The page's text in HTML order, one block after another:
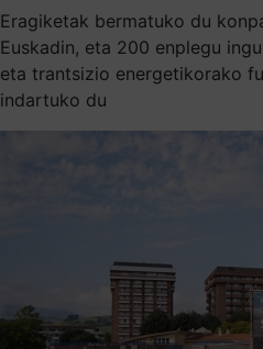
Eragiketak bermatuko du
Euskadin, eta 200 enplegu
eta trantsizio energetikorako
indartuko du